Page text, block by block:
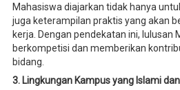
Mahasiswa diajarkan tidak hanya
juga keterampilan praktis yang akan
kerja. Dengan pendekatan ini, lulusan
berkompetisi dan memberikan
bidang.
3. Lingkungan Kampus yang Islami